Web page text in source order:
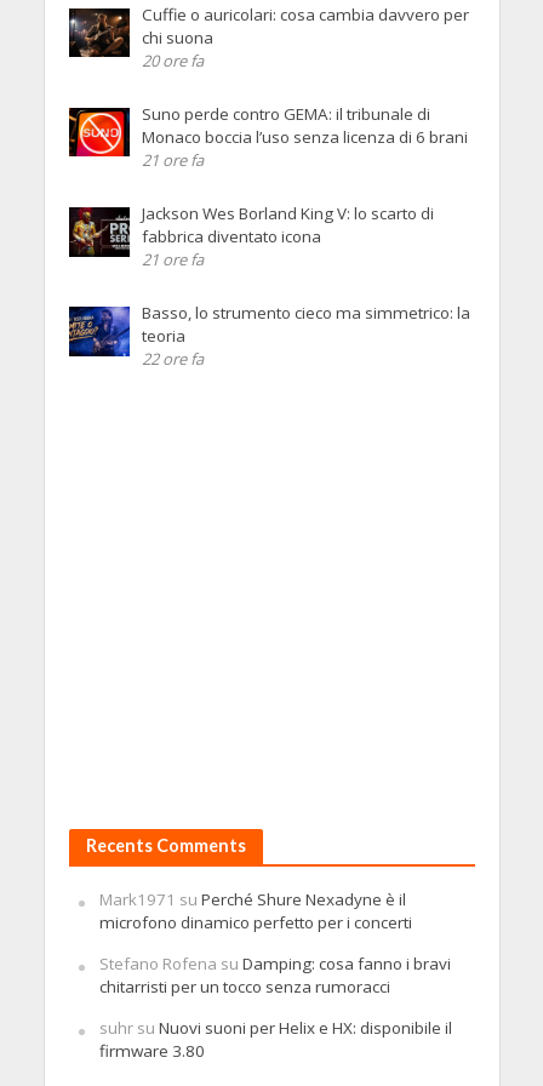
Cuffie o auricolari: cosa cambia davvero per
chi suona
20 ore fa
Suno perde contro GEMA: il tribunale di
Monaco boccia l’uso senza licenza di 6 brani
21 ore fa
Jackson Wes Borland King V: lo scarto di
fabbrica diventato icona
21 ore fa
Basso, lo strumento cieco ma simmetrico: la
teoria
22 ore fa
Recents Comments
Mark1971 su Perché Shure Nexadyne è il
microfono dinamico perfetto per i concerti
Stefano Rofena su Damping: cosa fanno i bravi
chitarristi per un tocco senza rumoracci
suhrsu Nuovi suoni per Helix e HX: disponibile il
firmware 3.80